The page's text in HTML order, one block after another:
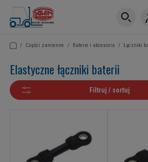
/ Części zamienne / Baterie i akcesoria / Łączniki
Elastyczne łączniki baterii
Filtruj / sortuj